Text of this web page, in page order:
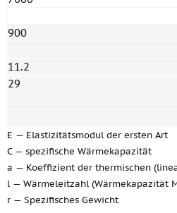
900
11.2
29
E — Elastizitätsmodul der ersten Art
C — spezifische Wärmekapazität
a — Koeffizient der thermischen
l — Wärmeleitzahl (Wärmekapazität
r — Spezifisches Gewicht